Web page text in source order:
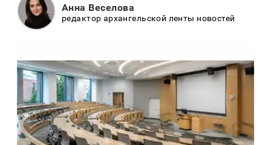
Анна Веселова
редактор архангельской ленты новостей